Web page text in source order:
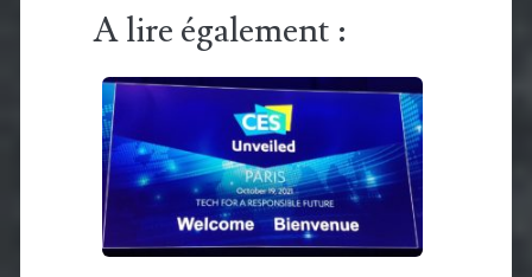
A lire également :